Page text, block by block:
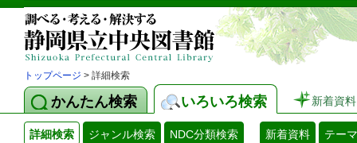
トップページ > 詳細検索
かんたん検索 いろいろ検索 新着資料
詳細検索 ジャンル検索 NDC分類検索 新着資料 テー